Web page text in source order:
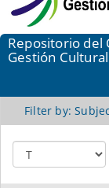
Repositorio del
Gestión Cultural
Filter by: